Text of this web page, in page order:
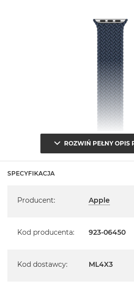
ROZWIŃ PEŁNY OPIS
SPECYFIKACJA
Producent: Apple
Kod producenta: 923-06450
Kod dostawcy: ML4X3